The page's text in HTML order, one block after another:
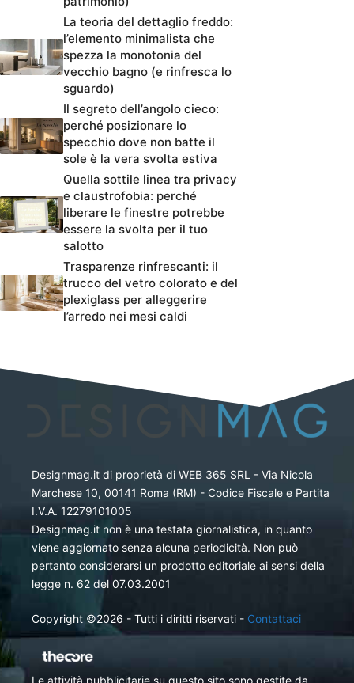
La teoria del dettaglio freddo:
l’elemento minimalista che
spezza la monotonia del
vecchio bagno (e rinfresca lo
sguardo)
Il segreto dell’angolo cieco:
perché posizionare lo
specchio dove non batte il
sole è la vera svolta estiva
Quella sottile linea tra privacy
e claustrofobia: perché
liberare le finestre potrebbe
essere la svolta per il tuo
salotto
Trasparenze rinfrescanti: il
trucco del vetro colorato e del
plexiglass per alleggerire
l’arredo nei mesi caldi
Designmag.it di proprietà di WEB 365 SRL - Via Nicola
Marchese 10, 00141 Roma (RM) - Codice Fiscale e Partita
I.V.A. 12279101005
Designmag.it non è una testata giornalistica, in quanto
viene aggiornato senza alcuna periodicità. Non può
pertanto considerarsi un prodotto editoriale ai sensi della
legge n. 62 del 07.03.2001
Copyright ©2026 - Tutti i diritti riservati - Contattaci
Le attività pubblicitarie su questo sito sono gestite da